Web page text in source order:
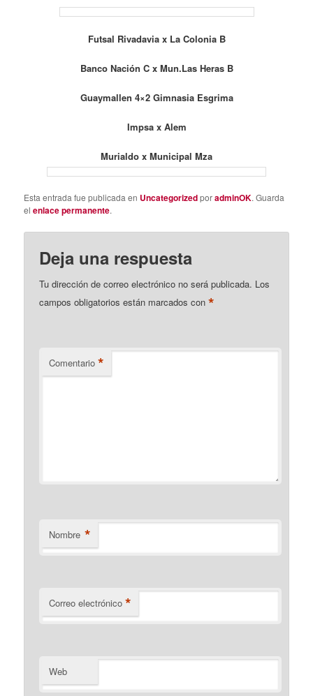
Futsal Rivadavia x La Colonia B
Banco Nación C x Mun.Las Heras B
Guaymallen 4×2 Gimnasia Esgrima
Impsa x Alem
Murialdo x Municipal Mza
Esta entrada fue publicada en UncategorizedporadminOK. Guarda
elenlace permanente.
Deja una respuesta
Tu dirección de correo electrónico no será publicada. Los
campos obligatorios están marcados con*
Comentario *
Nombre *
Correo electrónico *
Web